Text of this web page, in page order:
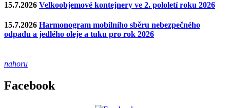
15.7.2026 Velkoobjemové kontejnery ve 2. pololetí roku 2026
15.7.2026 Harmonogram mobilního sběru nebezpečného
odpadu a jedlého oleje a tuku pro rok 2026
nahoru
Facebook